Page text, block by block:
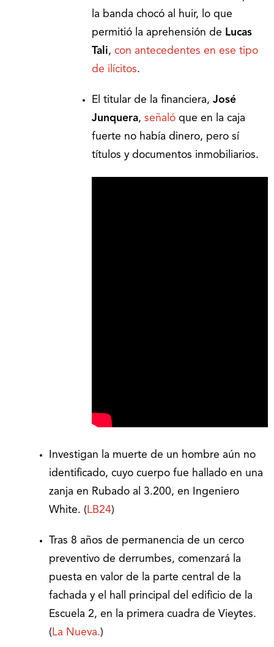
la banda chocó al huir, lo que
permitió la aprehensión de Lucas
Tali, con antecedentes en ese tipo
de ilícitos.
El titular de la financiera, José
Junquera, señaló que en la caja
fuerte no había dinero, pero sí
títulos y documentos inmobiliarios.
Investigan la muerte de un hombre aún no
identificado, cuyo cuerpo fue hallado en una
zanja en Rubado al 3.200, en Ingeniero
White. ( LB24)
Tras 8 años de permanencia de un cerco
preventivo de derrumbes, comenzará la
puesta en valor de la parte central de la
fachada y el hall principal del edificio de la
Escuela 2, en la primera cuadra de Vieytes.
( La Nueva.)